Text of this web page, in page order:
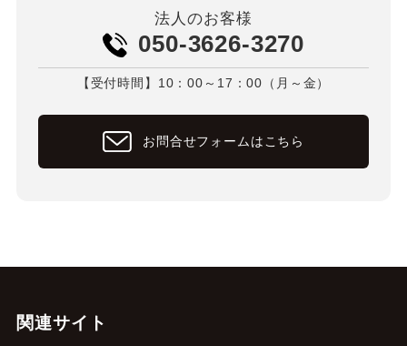
法人のお客様
050-3626-3270
【受付時間】10：00～17：00（月～金）
お問合せフォームはこちら
関連サイト